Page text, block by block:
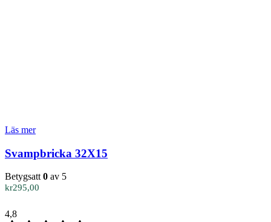
Läs mer
Svampbricka 32X15
Betygsatt 0 av 5
kr295,00
4,8